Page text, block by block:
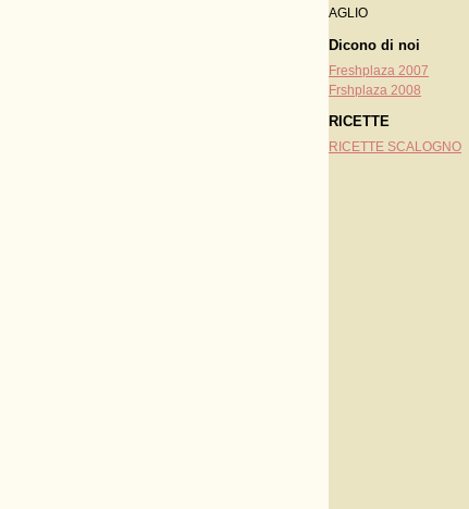
AGLIO
Dicono di noi
Freshplaza 2007
Frshplaza 2008
RICETTE
RICETTE SCALOGNO